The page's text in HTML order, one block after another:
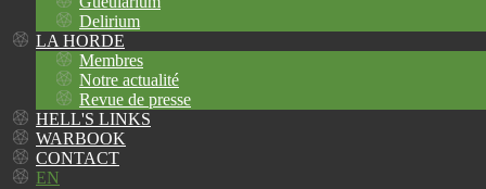
Delirium
LA HORDE
Membres
Notre actualité
Revue de presse
HELL'S LINKS
WARBOOK
CONTACT
EN